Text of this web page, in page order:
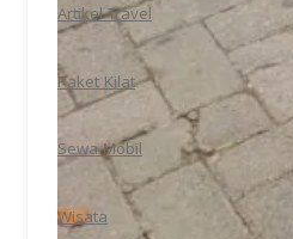
Artikel Travel
Paket Kilat
Sewa Mobil
Wisata